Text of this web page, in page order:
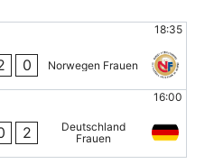
18:35
0 Norwegen Frauen
16:00
2
Deutschland
Frauen